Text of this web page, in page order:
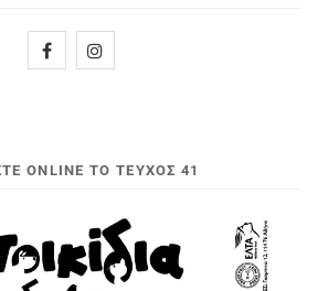
ONLINE ΤΟ ΤΕΎΧΟΣ 41